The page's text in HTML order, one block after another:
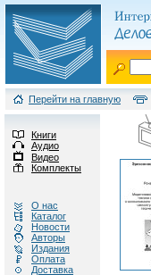
Перейти на главную
Книги
Аудио
Видео
Комплекты
О нас
Каталог
Новости
Авторы
Издания
Оплата
Доставка